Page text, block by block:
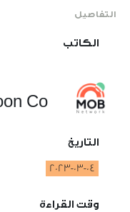
التفاصيل
الكاتب
Co
التاريخ
2023-03-04
وقت القراءة